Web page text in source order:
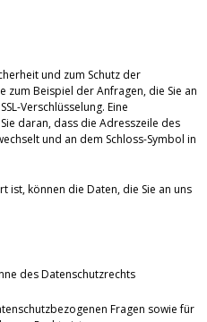
und zum Schutz der
Beispiel der Anfragen, die Sie an
Verschlüsselung. Eine
daran, dass die Adresszeile des
und an dem Schloss-Symbol in
ist, können die Daten, die Sie an uns
des Datenschutzrechts
Fragen sowie für